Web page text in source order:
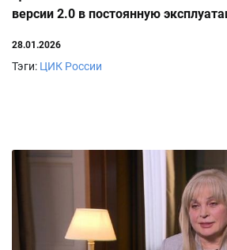
версии 2.0 в постоянную
28.01.2026
Тэги: ЦИК России